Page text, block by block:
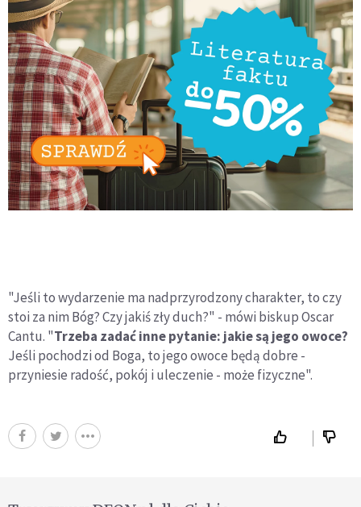
"Jeśli to wydarzenie ma nadprzyrodzony charakter, to czy
stoi za nim Bóg? Czy jakiś zły duch?" - mówi biskup Oscar
Cantu. "Trzeba zadać inne pytanie: jakie są jego owoce?
Jeśli pochodzi od Boga, to jego owoce będą dobre -
przyniesie radość, pokój i uleczenie - może fizyczne".